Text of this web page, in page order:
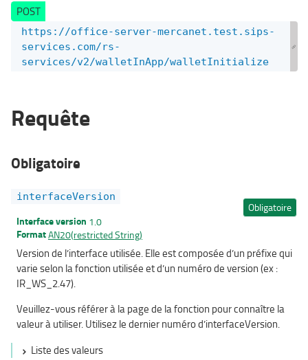
https://office-server-mercanet.test.sips-
services.com/rs-
services/v2/walletInApp/walletInitialize
POST
Requête
Obligatoire
interfaceVersion
Obligatoire
Interface version 1.0
FormatAN20(restricted String)
Version de l’interface utilisée. Elle est composée d’un préfixe qui
varie selon la fonction utilisée et d’un numéro de version (ex :
IR_WS_2.47).
Veuillez-vous référer à la page de la fonction pour connaître la
valeur à utiliser. Utilisez le dernier numéro d’interfaceVersion.
Liste des valeurs